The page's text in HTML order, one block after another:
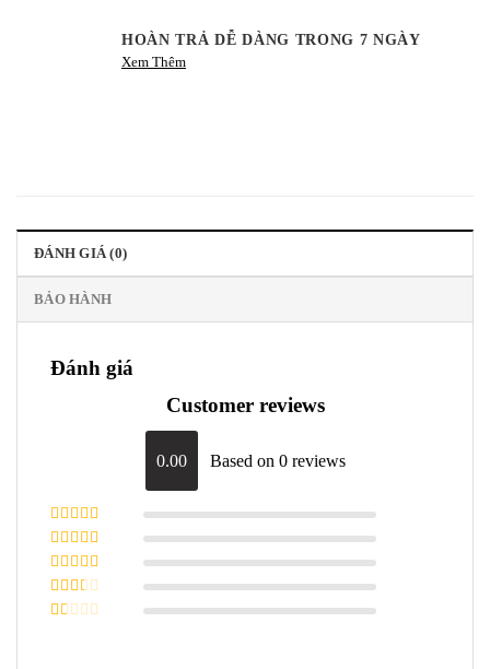
HOÀN TRẢ DỄ DÀNG TRONG 7 NGÀY
Xem Thêm
ĐÁNH GIÁ (0)
BẢO HÀNH
Đánh giá
Customer reviews
0.00 Based on 0 reviews
Được xếp
hạng55 sao
Được xếp
hạng45
sao
Được
xếp
hạng3
Được